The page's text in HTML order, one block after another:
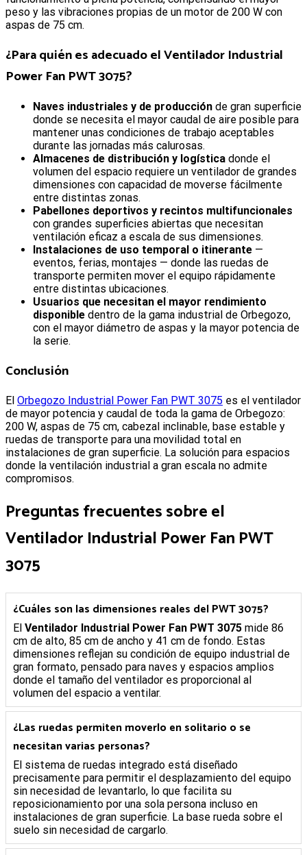
peso y las vibraciones propias de un motor de 200 W con
aspas de 75 cm.
¿Para quién es adecuado elVentilador Industrial
Power Fan PWT 3075?
Naves industriales y de producción de gran superficie
donde se necesita el mayor caudal de aire posible para
mantener unas condiciones de trabajo aceptables
durante las jornadas más calurosas.
Almacenes de distribución y logística donde el
volumen del espacio requiere un ventilador de grandes
dimensiones con capacidad de moverse fácilmente
entre distintas zonas.
Pabellones deportivos y recintos multifuncionales
con grandes superficies abiertas que necesitan
ventilación eficaz a escala de sus dimensiones.
Instalaciones de uso temporal o itinerante —
eventos, ferias, montajes — donde las ruedas de
transporte permiten mover el equipo rápidamente
entre distintas ubicaciones.
Usuarios que necesitan el mayor rendimiento
disponible dentro de la gama industrial de Orbegozo,
con el mayor diámetro de aspas y la mayor potencia de
la serie.
Conclusión
El Orbegozo Industrial Power Fan PWT 3075 es el ventilador
de mayor potencia y caudal de toda la gama de Orbegozo:
200 W, aspas de 75 cm, cabezal inclinable, base estable y
ruedas de transporte para una movilidad total en
instalaciones de gran superficie. La solución para espacios
donde la ventilación industrial a gran escala no admite
compromisos.
Preguntas frecuentes sobre el
Ventilador Industrial Power Fan PWT
3075
¿Cuáles son las dimensiones reales del PWT 3075?
El Ventilador Industrial Power Fan PWT 3075 mide 86
cm de alto, 85 cm de ancho y 41 cm de fondo. Estas
dimensiones reflejan su condición de equipo industrial de
gran formato, pensado para naves y espacios amplios
donde el tamaño del ventilador es proporcional al
volumen del espacio a ventilar.
¿Las ruedas permiten moverlo en solitario o se
necesitan varias personas?
El sistema de ruedas integrado está diseñado
precisamente para permitir el desplazamiento del equipo
sin necesidad de levantarlo, lo que facilita su
reposicionamiento por una sola persona incluso en
instalaciones de gran superficie. La base rueda sobre el
suelo sin necesidad de cargarlo.